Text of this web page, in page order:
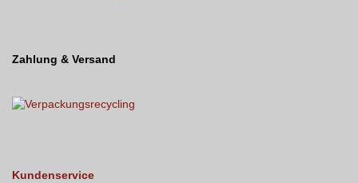
Zahlung & Versand
Kundenservice